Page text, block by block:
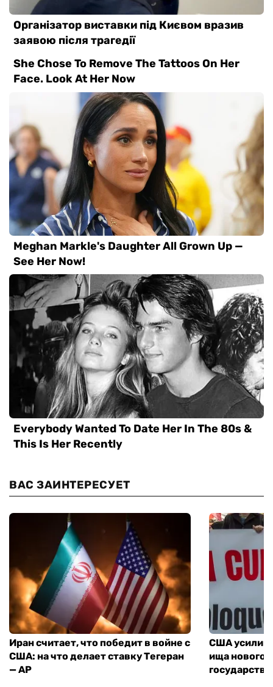
ВАС ЗАИНТЕРЕСУЕТ
Иран считает, что победит в войне с
США: на что делает ставку Тегеран
— AP
США
ища нового